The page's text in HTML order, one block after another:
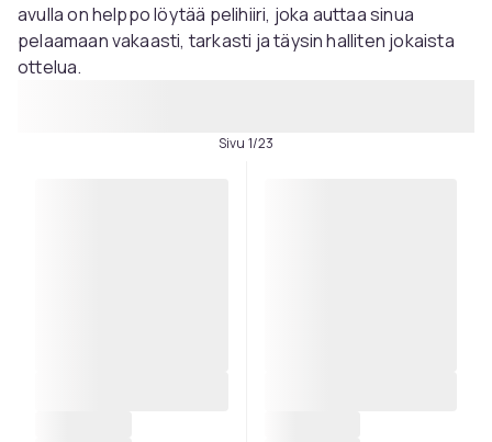
avulla on helppo löytää pelihiiri, joka auttaa sinua
pelaamaan vakaasti, tarkasti ja täysin halliten jokaista
ottelua.
Sivu 1/23